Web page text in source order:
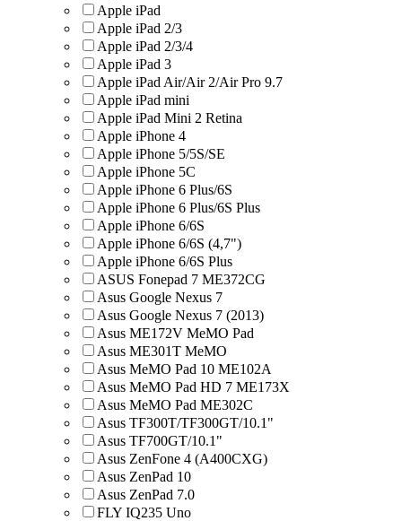
Apple iPad
Apple iPad 2/3
Apple iPad 2/3/4
Apple iPad 3
Apple iPad Air/Air 2/Air Pro 9.7
Apple iPad mini
Apple iPad Mini 2 Retina
Apple iPhone 4
Apple iPhone 5/5S/SE
Apple iPhone 5C
Apple iPhone 6 Plus/6S
Apple iPhone 6 Plus/6S Plus
Apple iPhone 6/6S
Apple iPhone 6/6S (4,7")
Apple iPhone 6/6S Plus
ASUS Fonepad 7 ME372CG
Asus Google Nexus 7
Asus Google Nexus 7 (2013)
Asus ME172V MeMO Pad
Asus ME301T MeMO
Asus MeMO Pad 10 ME102A
Asus MeMO Pad HD 7 ME173X
Asus MeMO Pad ME302C
Asus TF300T/TF300GT/10.1"
Asus TF700GT/10.1"
Asus ZenFone 4 (A400CXG)
Asus ZenPad 10
Asus ZenPad 7.0
FLY IQ235 Uno